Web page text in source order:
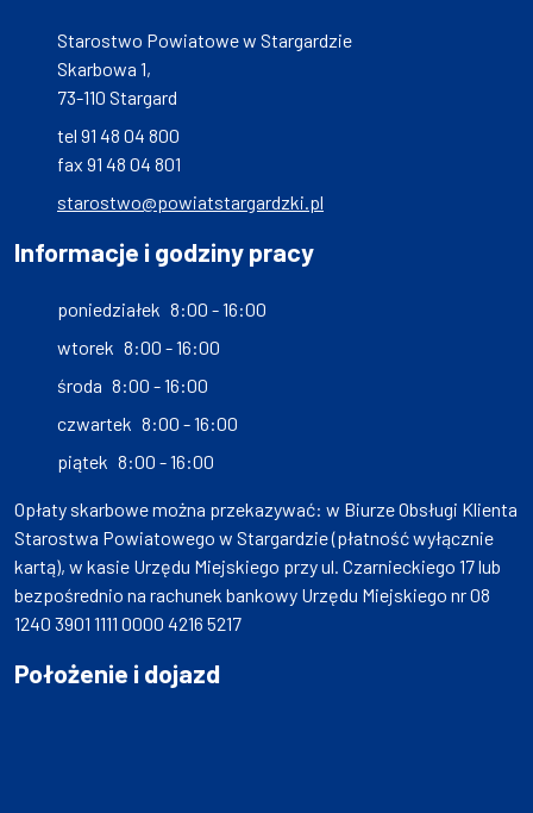
Starostwo Powiatowe w Stargardzie
Skarbowa 1,
73-110 Stargard
tel 91 48 04 800
fax 91 48 04 801
starostwo@powiatstargardzki.pl
Informacje i godziny pracy
poniedziałek 8:00 - 16:00
wtorek 8:00 - 16:00
środa 8:00 - 16:00
czwartek 8:00 - 16:00
piątek 8:00 - 16:00
Opłaty skarbowe można przekazywać: w Biurze Obsługi Klienta
Starostwa Powiatowego w Stargardzie (płatność wyłącznie
kartą), w kasie Urzędu Miejskiego przy ul. Czarnieckiego 17 lub
bezpośrednio na rachunek bankowy Urzędu Miejskiego nr 08
1240 3901 1111 0000 4216 5217
Położenie i dojazd